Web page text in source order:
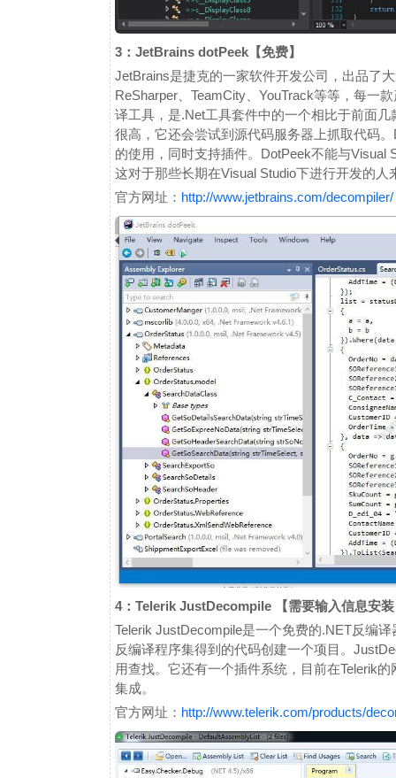
3：JetBrains dotPeek【免费】
JetBrains是捷克的一家软件开发公司，出品了
ReSharper、TeamCity、YouTrack等等，每一
译工具，是.Net工具套件中的一个相比于前面
很高，它还会尝试到源代码服务器上抓取代码
的使用，同时支持插件。DotPeek不能与Visual
这对于那些长期在Visual Studio下进行开发的人
官方网址： http://www.jetbrains.com/decompiler/
4：Telerik JustDecompile 【需要输入信息安
Telerik JustDecompile是一个免费的.NET反编
反编译程序集得到的代码创建一个项目。
用查找。它还有一个插件系统，目前在Telerik
集成。
官方网址： http://www.telerik.com/products/